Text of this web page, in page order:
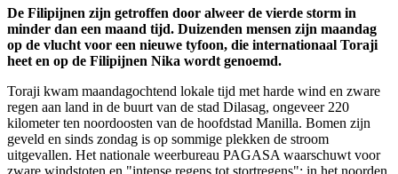
De Filipijnen zijn getroffen door alweer de vierde storm in
minder dan een maand tijd. Duizenden mensen zijn maandag
op de vlucht voor een nieuwe tyfoon, die internationaal Toraji
heet en op de Filipijnen Nika wordt genoemd.
Toraji kwam maandagochtend lokale tijd met harde wind en zware
regen aan land in de buurt van de stad Dilasag, ongeveer 220
kilometer ten noordoosten van de hoofdstad Manilla. Bomen zijn
geveld en sinds zondag is op sommige plekken de stroom
uitgevallen. Het nationale weerbureau PAGASA waarschuwt voor
zware windstoten en "intense regens tot stortregens": in het noorden